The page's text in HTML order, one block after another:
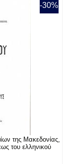
-30%
της Μακεδονίας,
του ελληνικού